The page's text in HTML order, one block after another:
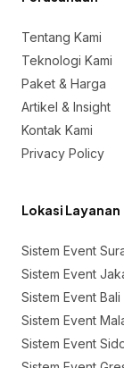
Tentang Kami
Teknologi Kami
Paket & Harga
Artikel & Insight
Kontak Kami
Privacy Policy
Lokasi Layanan
Sistem Event
Sistem Event
Sistem Event Bali
Sistem Event
Sistem Event